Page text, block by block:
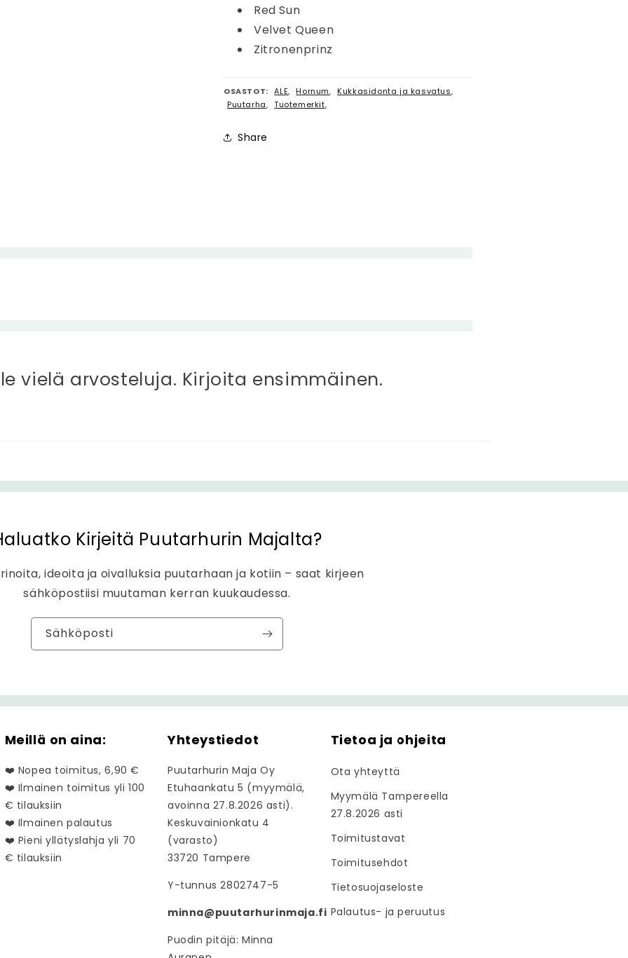
Red Sun
Velvet Queen
Zitronenprinz
OSASTOT: ALE, Hornum, Kukkasidonta ja kasvatus,
Puutarha, Tuotemerkit,
Share
vielä arvosteluja. Kirjoita ensimmäinen.
Kirjeitä Puutarhurin Majalta?
ideoita ja oivalluksia puutarhaan ja kotiin – saat kirjeen
sähköpostiisi muutaman kerran kuukaudessa.
Sähköposti
Meillä on aina:
❤️ Nopea toimitus, 6,90 €
❤️ Ilmainen toimitus yli 100
€ tilauksiin
❤️ Ilmainen palautus
❤️ Pieni yllätyslahja yli 70
€ tilauksiin
Yhteystiedot
Puutarhurin Maja Oy
Etuhaankatu 5 (myymälä,
avoinna 27.8.2026 asti).
Keskuvainionkatu 4
(varasto)
33720 Tampere
Y-tunnus 2802747-5
minna@puutarhurinmaja.fi
Puodin pitäjä: Minna
Tietoa ja ohjeita
Ota yhteyttä
Myymälä Tampereella
27.8.2026 asti
Toimitustavat
Toimitusehdot
Tietosuojaseloste
Palautus- ja peruutus